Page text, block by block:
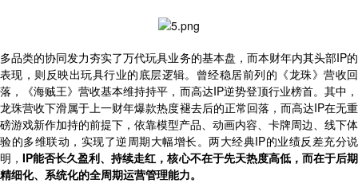
多品类的协同发力夯实了万代玩具业务的基本盘，而本财年内其头部IP的
表现，则反映出玩具行业的底层逻辑。曾经稳居前列的《龙珠》营收回
落，《海贼王》营收基本维持持平，而高达IP逆势登顶行业榜首。其中，
龙珠营收下滑属于上一财年爆款热度褪去后的正常回落，而高达IP在无重
磅游戏新作加持的前提下，依靠模型产品、动画内容、卡牌周边、线下体
验的多维联动，实现了逆周期大幅增长。两大经典IP的业绩反差充分说
明，IP能否长久盈利、持续走红，核心不在于先天热度高低，而在于后期
精细化、系统化的全周期运营管理能力。